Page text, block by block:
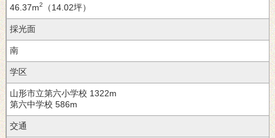
46.37m2 （14.02坪）
採光面
学区
山形市立第六小学校 1322m
第六中学校 586m
交通